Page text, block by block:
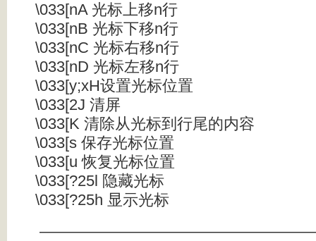
\033[nA 光标上移n行
\033[nB 光标下移n行
\033[nC 光标右移n行
\033[nD 光标左移n行
\033[y;xH设置光标位置
\033[2J 清屏
\033[K 清除从光标到行尾的内容
\033[s 保存光标位置
\033[u 恢复光标位置
\033[?25l 隐藏光标
\033[?25h 显示光标